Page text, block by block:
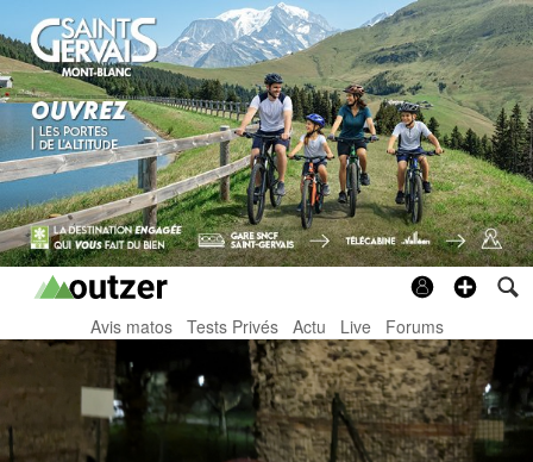
Avis matos Tests Privés Actu Live Forums